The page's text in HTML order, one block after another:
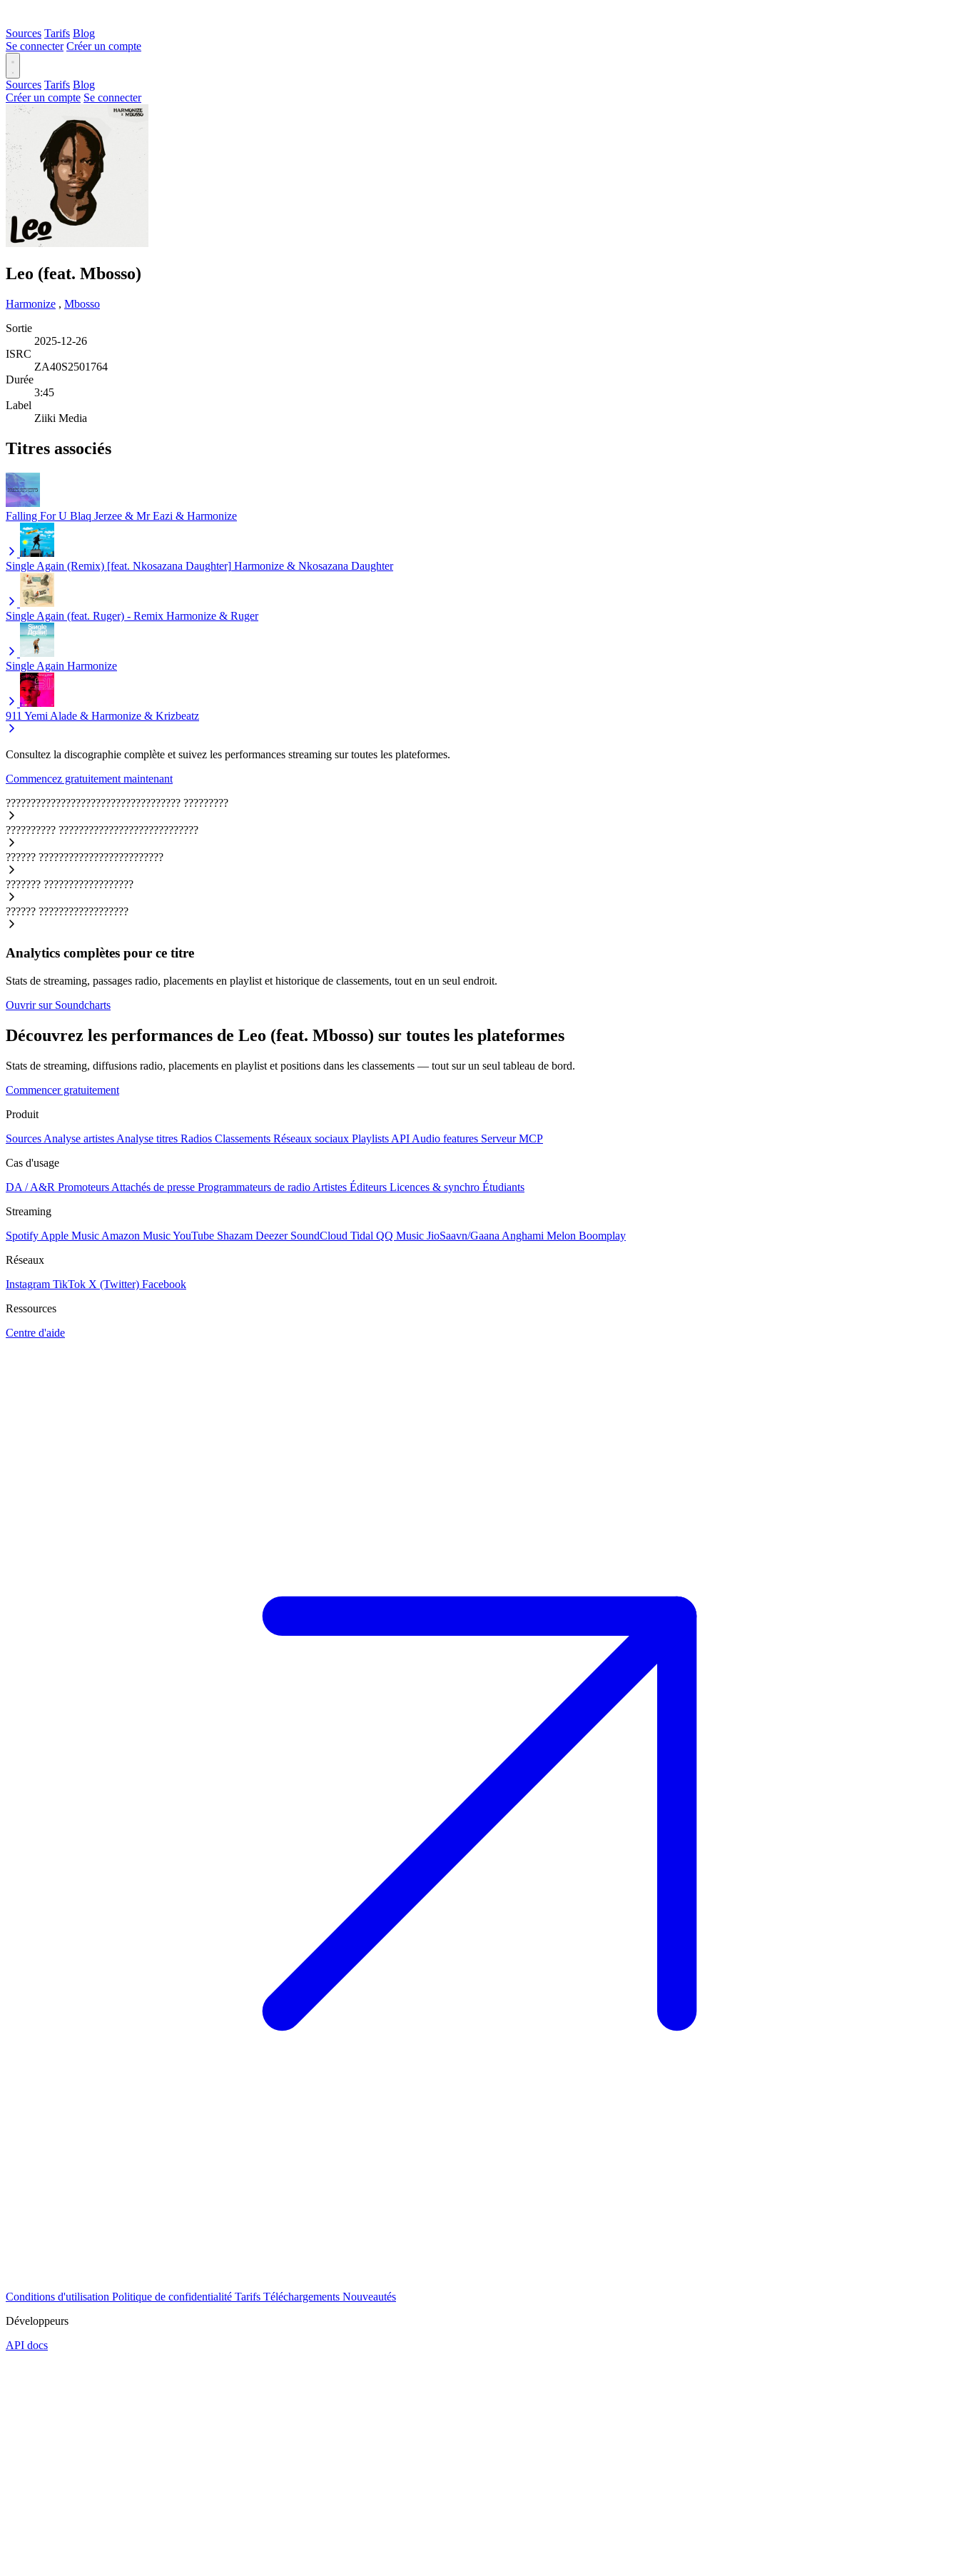
Sources Tarifs Blog
Se connecter Créer un compte
Sources Tarifs Blog
Créer un compte Se connecter
Leo (feat. Mbosso)
Harmonize , Mbosso
Sortie
2025-12-26
ISRC
ZA40S2501764
Durée
3:45
Label
Ziiki Media
Titres associés
Falling For U Blaq Jerzee & Mr Eazi & Harmonize
Single Again (Remix) [feat. Nkosazana Daughter] Harmonize & Nkosazana Daughter
Single Again (feat. Ruger) - Remix Harmonize & Ruger
Single Again Harmonize
911 Yemi Alade & Harmonize & Krizbeatz
Consultez la discographie complète et suivez les performances streaming sur toutes les plateformes.
Commencez gratuitement maintenant
??????????????????????????????????? ?????????
?????????? ????????????????????????????
?????? ?????????????????????????
??????? ??????????????????
?????? ??????????????????
Analytics complètes pour ce titre
Stats de streaming, passages radio, placements en playlist et historique de classements, tout en un seul endroit.
Ouvrir sur Soundcharts
Découvrez les performances de Leo (feat. Mbosso) sur toutes les plateformes
Stats de streaming, diffusions radio, placements en playlist et positions dans les classements — tout sur un seul tableau de bord.
Commencer gratuitement
Produit
Sources Analyse artistes Analyse titres Radios Classements Réseaux sociaux Playlists API Audio features Serveur MCP
Cas d'usage
DA / A&R Promoteurs Attachés de presse Programmateurs de radio Artistes Éditeurs Licences & synchro Étudiants
Streaming
Spotify Apple Music Amazon MusicYouTube Shazam Deezer SoundCloud Tidal QQ Music JioSaavn/Gaana Anghami Melon Boomplay
Réseaux
Instagram TikTok X (Twitter) Facebook
Ressources
Centre d'aide
Conditions d'utilisation Politique de confidentialité Tarifs Téléchargements Nouveautés
Développeurs
API docs